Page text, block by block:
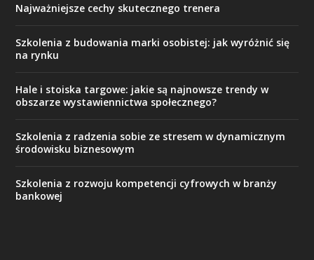
Najważniejsze cechy skutecznego trenera
Szkolenia z budowania marki osobistej: jak wyróżnić się
na rynku
Hale i stoiska targowe: jakie są najnowsze trendy w
obszarze wystawiennictwa społecznego?
Szkolenia z radzenia sobie ze stresem w dynamicznym
środowisku biznesowym
Szkolenia z rozwoju kompetencji cyfrowych w branży
bankowej